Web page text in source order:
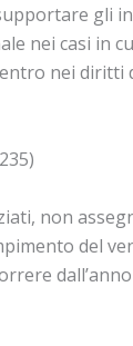
gli
nei casi in
nei diritti
non
del
dall’anno